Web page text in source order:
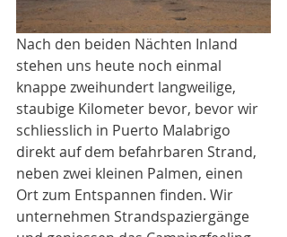
Nach den beiden Nächten Inland
stehen uns heute noch einmal
knappe zweihundert langweilige,
staubige Kilometer bevor, bevor wir
schliesslich in Puerto Malabrigo
direkt auf dem befahrbaren Strand,
neben zwei kleinen Palmen, einen
Ort zum Entspannen finden. Wir
unternehmen Strandspaziergänge